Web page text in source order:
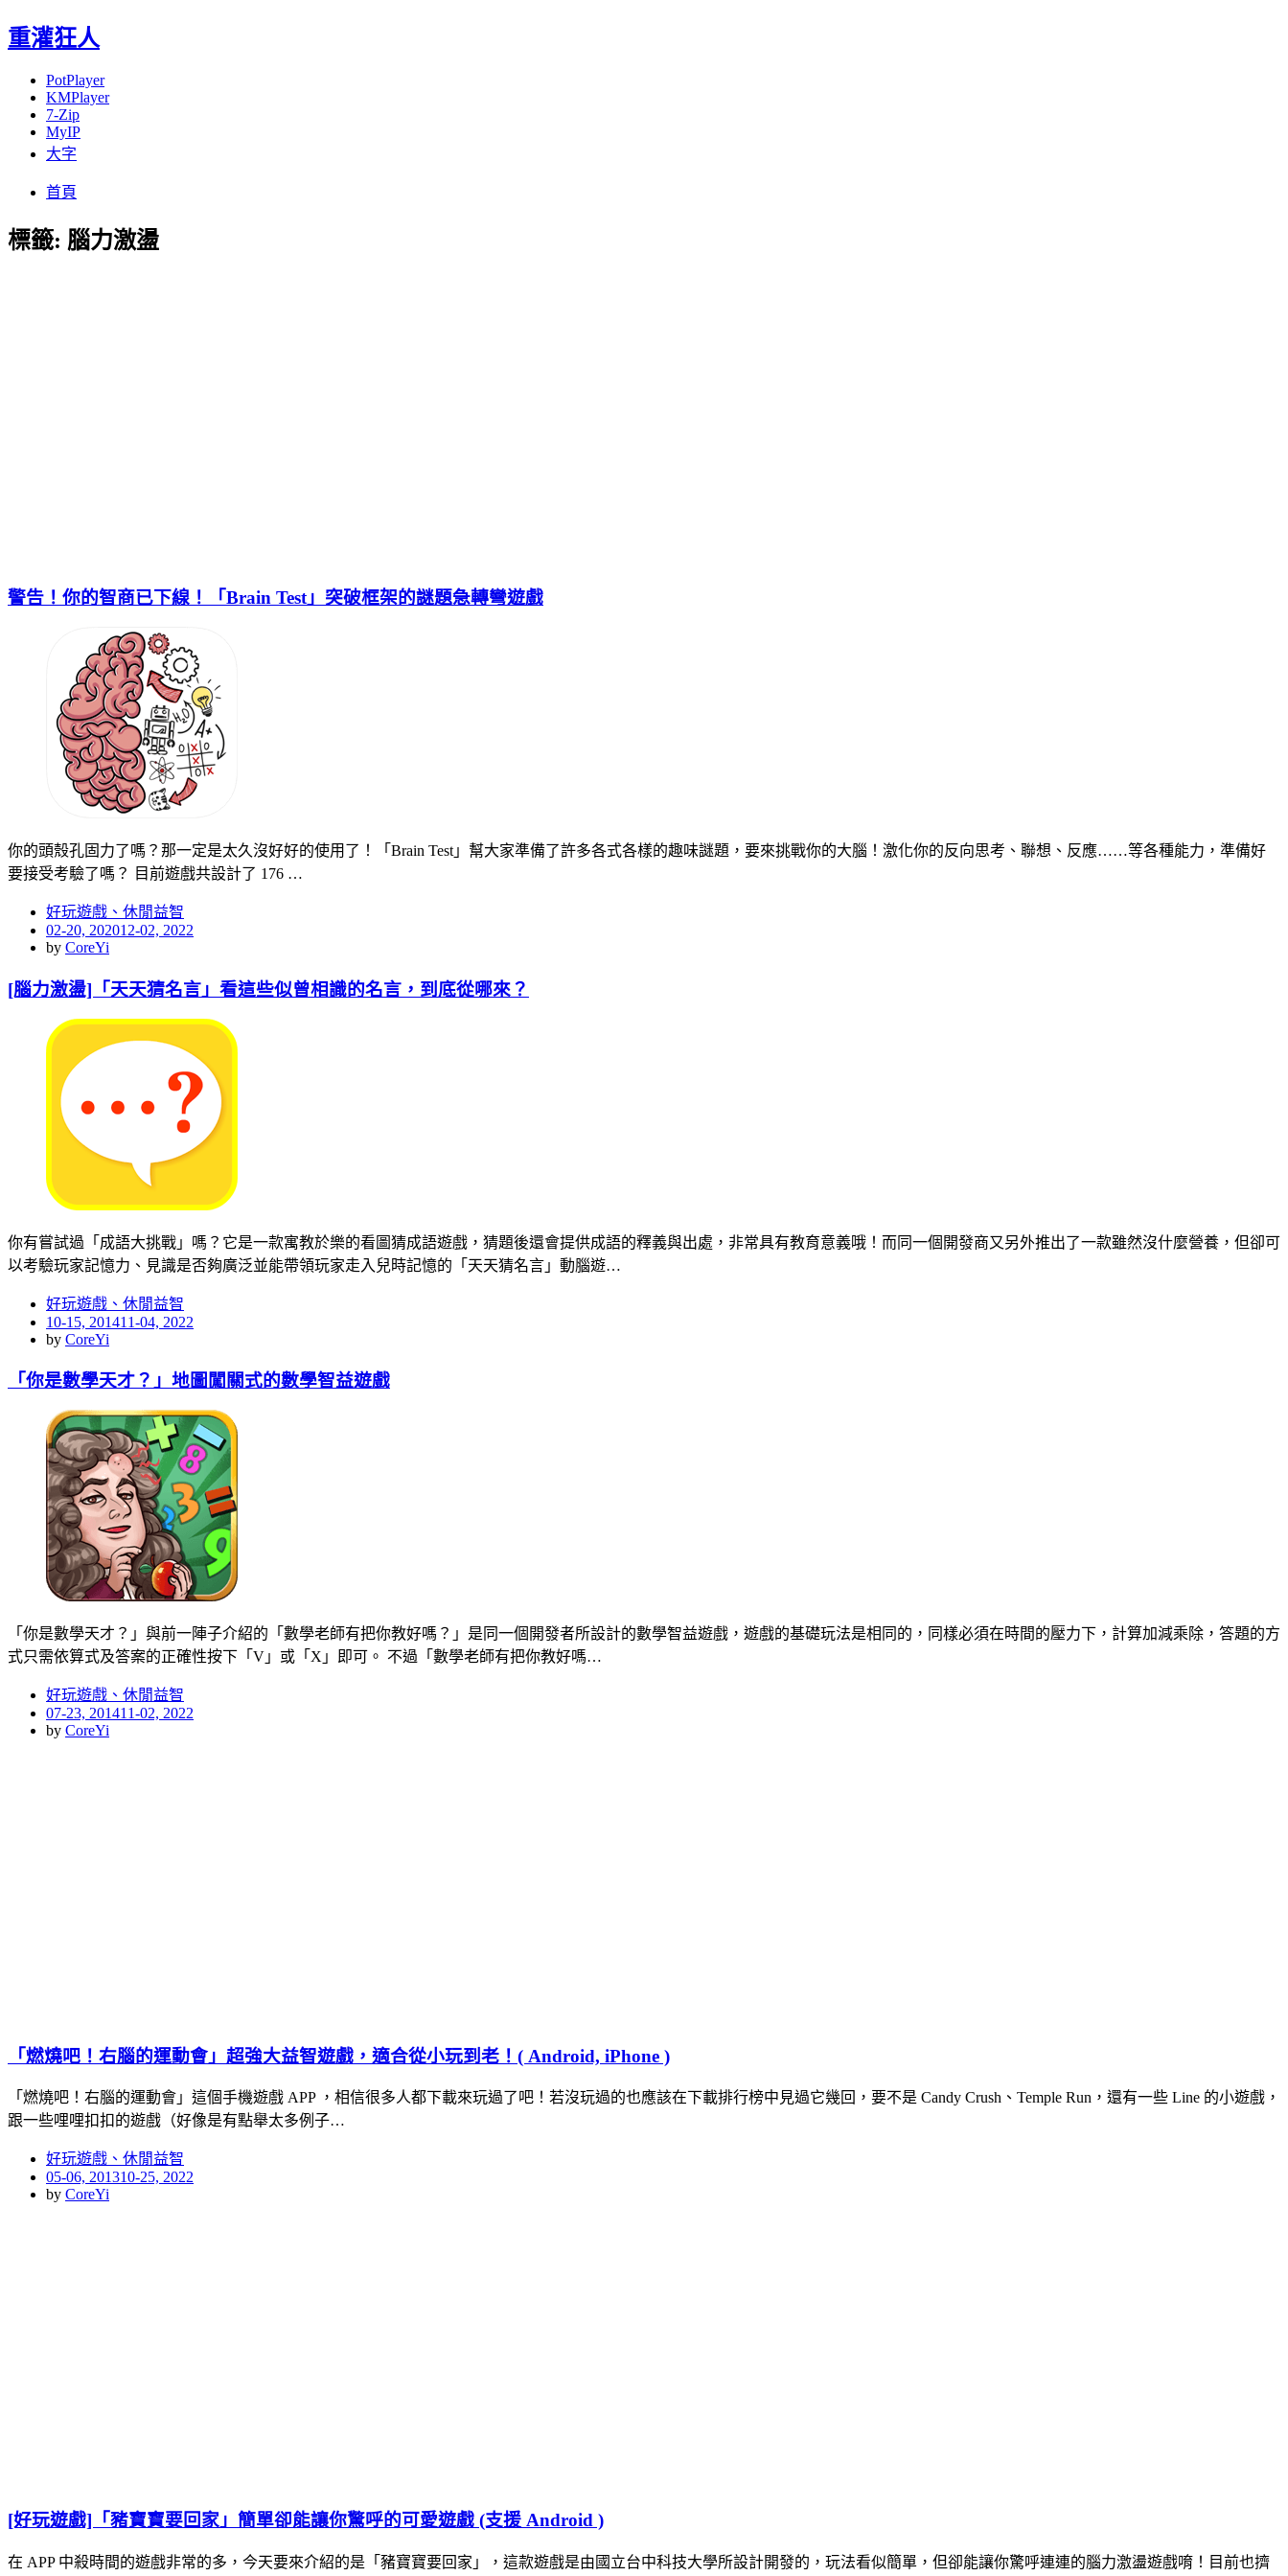
重灌狂人
PotPlayer
KMPlayer
7-Zip
MyIP
大字
首頁
標籤: 腦力激盪
警告！你的智商已下線！「Brain Test」突破框架的謎題急轉彎遊戲
你的頭殼孔固力了嗎？那一定是太久沒好好的使用了！「Brain Test」幫大家準備了許多各式各樣的趣味謎題，要來挑戰你的大腦！激化你的反向思考、聯想、反應……等各種能力，準備好
要接受考驗了嗎？ 目前遊戲共設計了 176 …
好玩遊戲、休閒益智
Posted
on
02-20, 202012-02, 2022
by CoreYi
[腦力激盪]「天天猜名言」看這些似曾相識的名言，到底從哪來？
你有嘗試過「成語大挑戰」嗎？它是一款寓教於樂的看圖猜成語遊戲，猜題後還會提供成語的釋義與出處，非常具有教育意義哦！而同一個開發商又另外推出了一款雖然沒什麼營養，但卻可
以考驗玩家記憶力、見識是否夠廣泛並能帶領玩家走入兒時記憶的「天天猜名言」動腦遊…
好玩遊戲、休閒益智
Posted
on
10-15, 201411-04, 2022
by CoreYi
「你是數學天才？」地圖闖關式的數學智益遊戲
「你是數學天才？」與前一陣子介紹的「數學老師有把你教好嗎？」是同一個開發者所設計的數學智益遊戲，遊戲的基礎玩法是相同的，同樣必須在時間的壓力下，計算加減乘除，答題的方
式只需依算式及答案的正確性按下「V」或「X」即可。 不過「數學老師有把你教好嗎…
好玩遊戲、休閒益智
Posted
on
07-23, 201411-02, 2022
by CoreYi
「燃燒吧！右腦的運動會」超強大益智遊戲，適合從小玩到老！( Android, iPhone )
「燃燒吧！右腦的運動會」這個手機遊戲 APP ，相信很多人都下載來玩過了吧！若沒玩過的也應該在下載排行榜中見過它幾回，要不是 Candy Crush、Temple Run，還有一些 Line 的小遊戲，
跟一些哩哩扣扣的遊戲（好像是有點舉太多例子…
好玩遊戲、休閒益智
Posted
on
05-06, 201310-25, 2022
by CoreYi
[好玩遊戲]「豬寶寶要回家」簡單卻能讓你驚呼的可愛遊戲 (支援 Android )
在 APP 中殺時間的遊戲非常的多，今天要來介紹的是「豬寶寶要回家」，這款遊戲是由國立台中科技大學所設計開發的，玩法看似簡單，但卻能讓你驚呼連連的腦力激盪遊戲唷！目前也擠